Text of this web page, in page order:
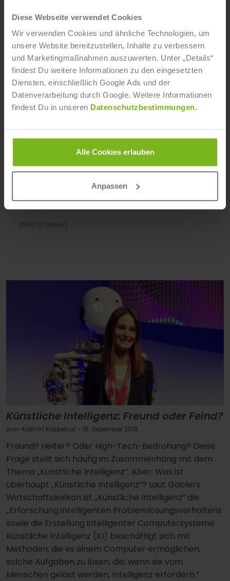
Diese Webseite verwendet Cookies
Wir verwenden Cookies und ähnliche Technologien, um
unsere Website bereitzustellen, Inhalte zu verbessern
und Marketingmaßnahmen auszuwerten. Unter „Details“
findest Du weitere Informationen zu den eingesetzten
Diensten, einschließlich Google Ads und der
Datenverarbeitung durch Google. Weitere Informationen
findest Du in unseren Datenschutzbestimmungen.
Alle Cookies erlauben
Anpassen
Wie Corona die Medien verändert
Ann-Kathrin Kapteinat - 29. April 2020
„Egal, ob Print oder digital – momentan ist es wichtig,
dass die Menschen auf dem Laufenden gehalten
werden.“ So beschreibt Siegfried Schneider, Präsident
der Bayerischen Landeszentrale für neue Medien die
wichtigste Aufgabe der Medien in Zeiten von Corona.
für die ersten #MTMdigitals der Medientage München
nach.
Weiterlesen
Künstliche Intelligenz: Freund oder Feind?
Ann-Kathrin Kapteinat - 16. Dezember 2018
Freund? Helfer? Oder High-Tech-Bedrohung? Diese
Frage stellt sich häufig im Zusammenhang mit dem
Thema „Künstliche Intelligenz“. Aber: Was ist
überhaupt „Künstliche Intelligenz“? Laut Gablers
Wirtschaftslexikon ist „Künstliche Intelligenz“ die
„Erforschung intelligenten Problemlösungsverhaltens
sowie die Erstellung intelligenter Computersysteme.
Künstliche Intelligenz (KI) beschäftigt sich mit
Methoden, die es einem Computer ermöglichen,
solche Aufgaben zu lösen, die, wenn sie vom
Menschen gelöst werden, Intelligenz erfordern.“